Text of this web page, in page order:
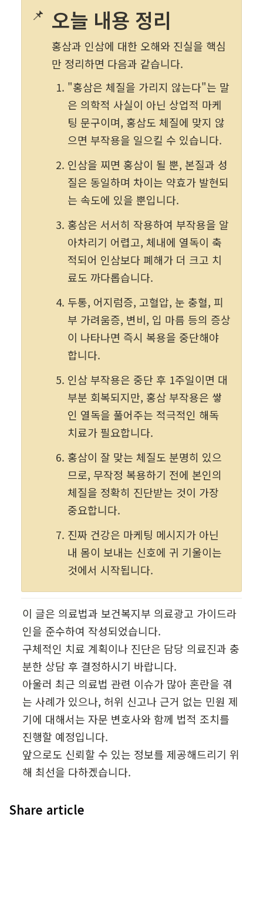
📌 오늘 내용 정리
홍삼과 인삼에 대한 오해와 진실을 핵심
만 정리하면 다음과 같습니다.
"홍삼은 체질을 가리지 않는다"는 말
은 의학적 사실이 아닌 상업적 마케
팅 문구이며, 홍삼도 체질에 맞지 않
으면 부작용을 일으킬 수 있습니다.
인삼을 찌면 홍삼이 될 뿐, 본질과 성
질은 동일하며 차이는 약효가 발현되
는 속도에 있을 뿐입니다.
홍삼은 서서히 작용하여 부작용을 알
아차리기 어렵고, 체내에 열독이 축
적되어 인삼보다 폐해가 더 크고 치
료도 까다롭습니다.
두통, 어지럼증, 고혈압, 눈 충혈, 피
부 가려움증, 변비, 입 마름 등의 증상
이 나타나면 즉시 복용을 중단해야
합니다.
인삼 부작용은 중단 후 1주일이면 대
부분 회복되지만, 홍삼 부작용은 쌓
인 열독을 풀어주는 적극적인 해독
치료가 필요합니다.
홍삼이 잘 맞는 체질도 분명히 있으
므로, 무작정 복용하기 전에 본인의
체질을 정확히 진단받는 것이 가장
중요합니다.
진짜 건강은 마케팅 메시지가 아닌
내 몸이 보내는 신호에 귀 기울이는
것에서 시작됩니다.
이 글은 의료법과 보건복지부 의료광고 가이드라
인을 준수하여 작성되었습니다.
구체적인 치료 계획이나 진단은 담당 의료진과 충
분한 상담 후 결정하시기 바랍니다.
아울러 최근 의료법 관련 이슈가 많아 혼란을 겪
는 사례가 있으나, 허위 신고나 근거 없는 민원 제
기에 대해서는 자문 변호사와 함께 법적 조치를
진행할 예정입니다.
앞으로도 신뢰할 수 있는 정보를 제공해드리기 위
해 최선을 다하겠습니다.
Share article